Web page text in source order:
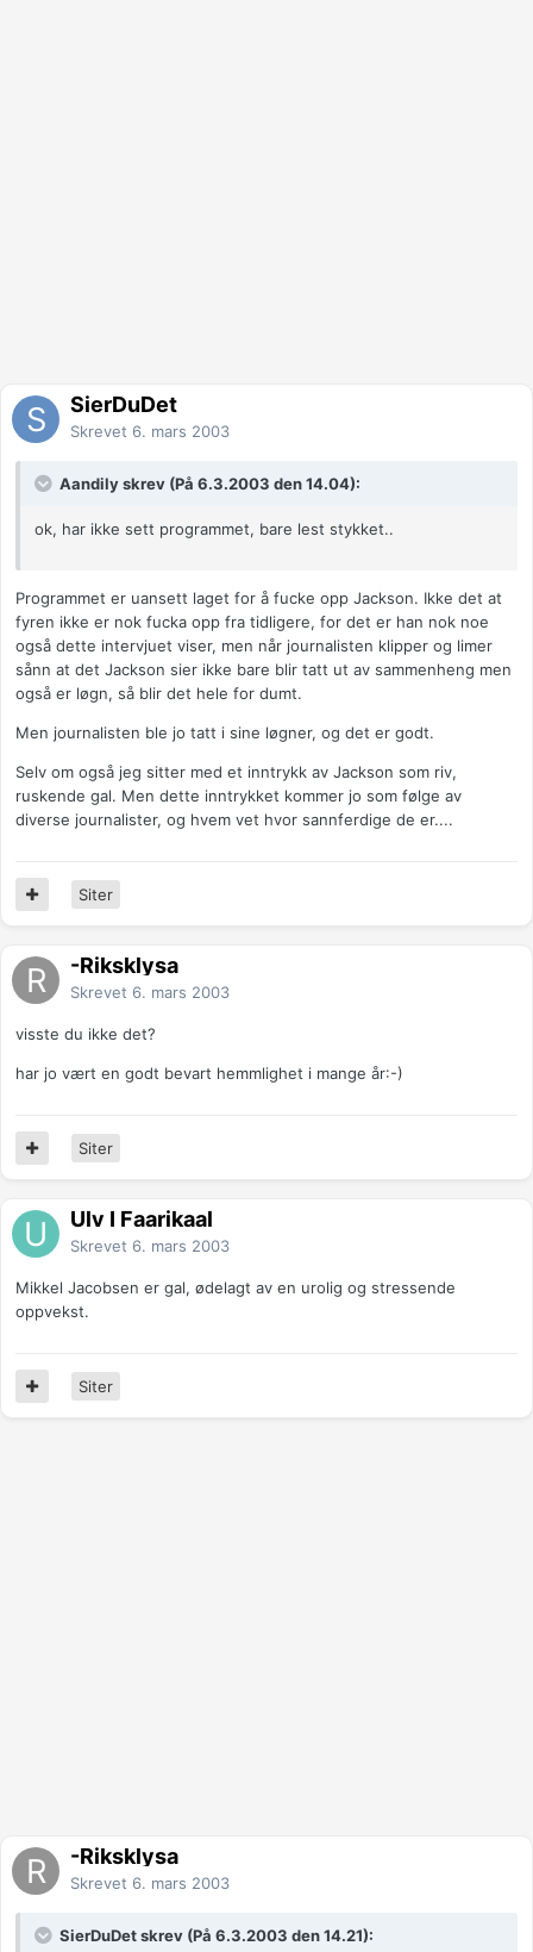
SierDuDet
Skrevet 6. mars 2003
Aandily skrev (På 6.3.2003 den 14.04):
ok, har ikke sett programmet, bare lest stykket..
Programmet er uansett laget for å fucke opp Jackson. Ikke det at
fyren ikke er nok fucka opp fra tidligere, for det er han nok noe
også dette intervjuet viser, men når journalisten klipper og limer
sånn at det Jackson sier ikke bare blir tatt ut av sammenheng men
også er løgn, så blir det hele for dumt.
Men journalisten ble jo tatt i sine løgner, og det er godt.
Selv om også jeg sitter med et inntrykk av Jackson som riv,
ruskende gal. Men dette inntrykket kommer jo som følge av
diverse journalister, og hvem vet hvor sannferdige de er....
Siter
-Riksklysa
Skrevet 6. mars 2003
visste du ikke det?
har jo vært en godt bevart hemmlighet i mange år:-)
Siter
Ulv I Faarikaal
Skrevet 6. mars 2003
Mikkel Jacobsen er gal, ødelagt av en urolig og stressende
oppvekst.
Siter
-Riksklysa
Skrevet 6. mars 2003
SierDuDet skrev (På 6.3.2003 den 14.21):